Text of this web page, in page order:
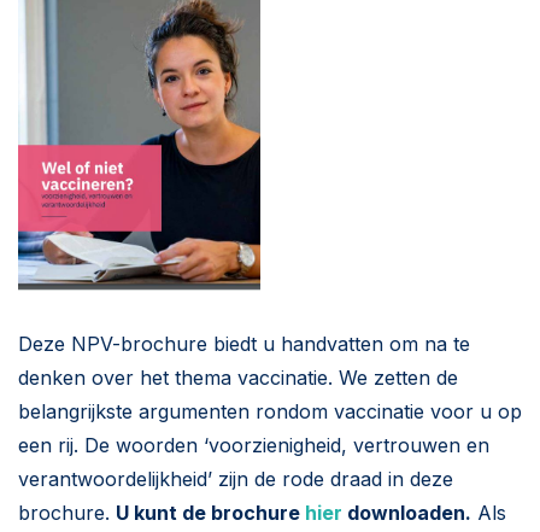
Deze NPV-brochure biedt u handvatten om na te
denken over het thema vaccinatie. We zetten de
belangrijkste argumenten rondom vaccinatie voor u op
een rij. De woorden ‘voorzienigheid, vertrouwen en
verantwoordelijkheid’ zijn de rode draad in deze
brochure. U kunt de brochure hier downloaden. Als